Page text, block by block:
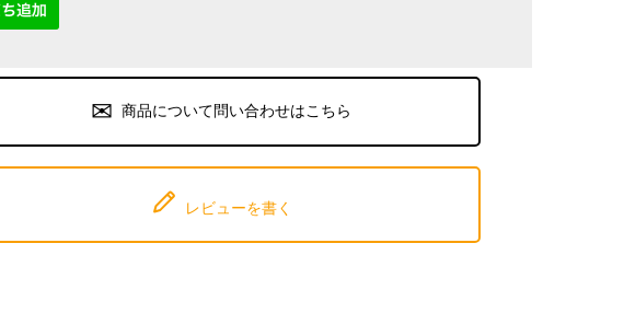
商品について問い合わせはこちら
レビューを書く